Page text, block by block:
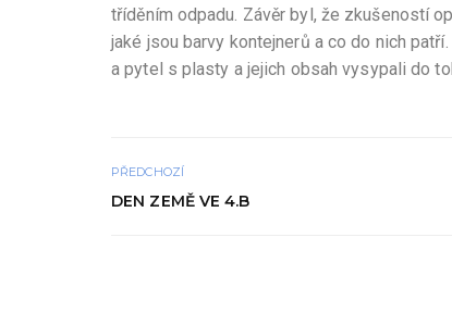
tříděním odpadu. Závěr byl, že zkušeností
jaké jsou barvy kontejnerů a co do nich
a pytel s plasty a jejich obsah vysypali do
PŘEDCHOZÍ
DEN ZEMĚ VE 4.B